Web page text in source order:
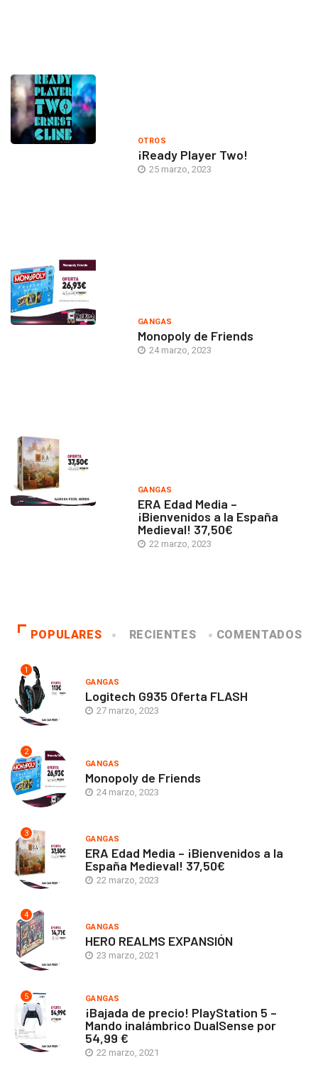
OTROS
¡Ready Player Two!
25 marzo, 2023
GANGAS
Monopoly de Friends
24 marzo, 2023
GANGAS
ERA Edad Media –
¡Bienvenidos a la España
Medieval! 37,50€
22 marzo, 2023
POPULARES RECIENTES COMENTADOS
1
GANGAS
Logitech G935 Oferta FLASH
27 marzo, 2023
2
GANGAS
Monopoly de Friends
24 marzo, 2023
3
GANGAS
ERA Edad Media – ¡Bienvenidos a la
España Medieval! 37,50€
22 marzo, 2023
4
GANGAS
HERO REALMS EXPANSIÓN
23 marzo, 2021
5 GANGAS
¡Bajada de precio! PlayStation 5 –
Mando inalámbrico DualSense por
54,99 €
22 marzo, 2021